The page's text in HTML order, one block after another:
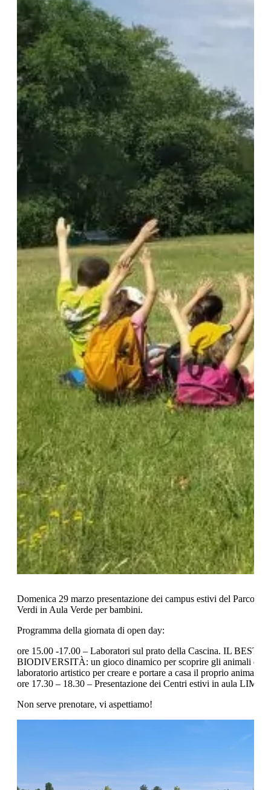
Domenica 29 marzo presentazione dei campus estivi del Parco
Verdi in Aula Verde per bambini.
Programma della giornata di open day:
ore 15.00 -17.00 – Laboratori sul prato della Cascina. IL
BIODIVERSITÀ: un gioco dinamico per scoprire gli animali del
laboratorio artistico per creare e portare a casa il proprio animale
ore 17.30 – 18.30 – Presentazione dei Centri estivi in aula LIM,
Non serve prenotare, vi aspettiamo!